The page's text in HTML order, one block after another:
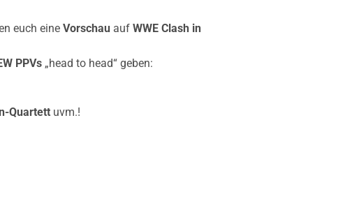
euch eine Vorschau auf WWE Clash in
PPVs „head to head“ geben:
Quartett uvm.!